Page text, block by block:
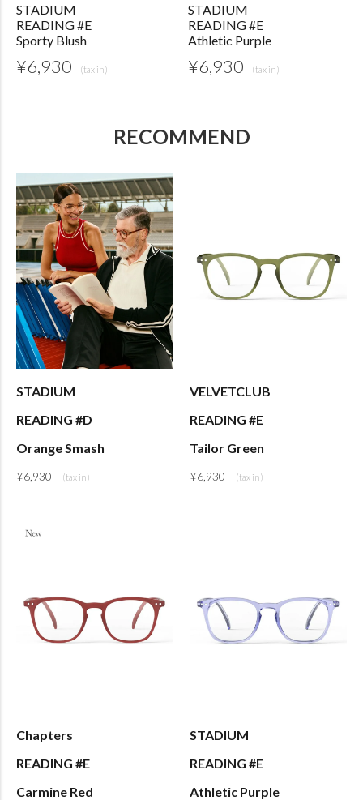
STADIUM
READING #E
Sporty Blush
¥6,930
STADIUM
READING #E
Athletic Purple
¥6,930
RECOMMEND
STADIUM
READING #D
Orange Smash
¥6,930
VELVETCLUB
READING #E
Tailor Green
¥6,930
Chapters
READING #E
Carmine Red
STADIUM
READING #E
Athletic Purple